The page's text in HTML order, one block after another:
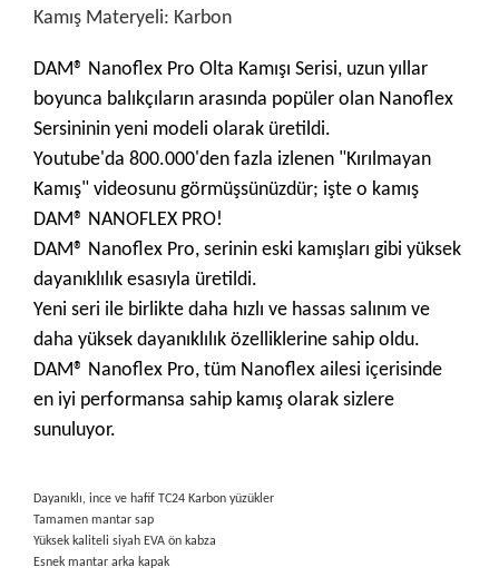
Kamış Materyeli: Karbon
DAM® Nanoflex Pro Olta Kamışı Serisi, uzun yıllar
boyunca balıkçıların arasında popüler olan Nanoflex
Sersininin yeni modeli olarak üretildi.
Youtube'da 800.000'den fazla izlenen "Kırılmayan
Kamış" videosunu görmüşsünüzdür; işte o kamış
DAM® NANOFLEX PRO!
DAM® Nanoflex Pro, serinin eski kamışları gibi yüksek
dayanıklılık esasıyla üretildi.
Yeni seri ile birlikte daha hızlı ve hassas salınım ve
daha yüksek dayanıklılık özelliklerine sahip oldu.
DAM® Nanoflex Pro, tüm Nanoflex ailesi içerisinde
en iyi performansa sahip kamış olarak sizlere
sunuluyor.
Dayanıklı, ince ve hafif TC24 Karbon yüzükler
Tamamen mantar sap
Yüksek kaliteli siyah EVA ön kabza
Esnek mantar arka kapak